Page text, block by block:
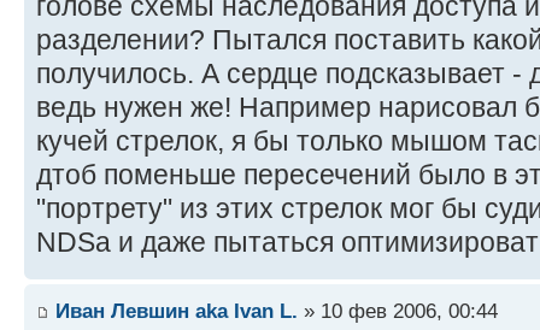
разделении? Пытался поставить
получилось. А сердце подсказывает -
ведь нужен же! Например нарисовал
кучей стрелок, я бы только мышом
дтоб поменьше пересечений было в
"портрету" из этих стрелок мог бы
NDSа и даже пытаться
Иван Левшин aka Ivan L. » 10 фев 2006, 00:44